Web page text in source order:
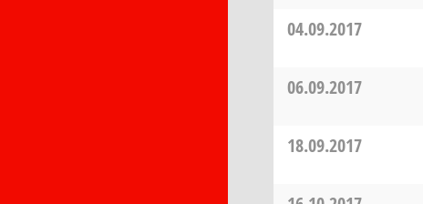
04.09.2017
06.09.2017
18.09.2017